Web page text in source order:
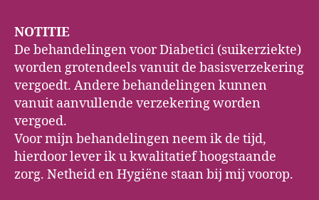
NOTITIE
De behandelingen voor Diabetici (suikerziekte)
worden grotendeels vanuit de basisverzekering
vergoedt. Andere behandelingen kunnen
vanuit aanvullende verzekering worden
vergoed.
Voor mijn behandelingen neem ik de tijd,
hierdoor lever ik u kwalitatief hoogstaande
zorg. Netheid en Hygiëne staan bij mij voorop.